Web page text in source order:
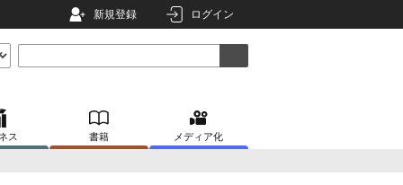
新規登録 ログイン
ス 書籍 メディア化